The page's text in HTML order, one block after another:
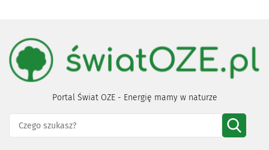
Portal Świat OZE - Energię mamy w naturze